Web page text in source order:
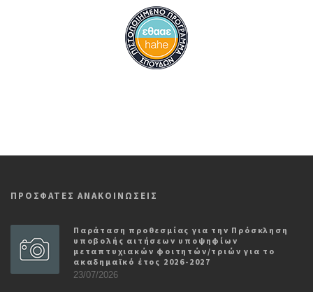
ΠΡΟΣΦΑΤΕΣ ΑΝΑΚΟΙΝΩΣΕΙΣ
Παράταση προθεσμίας για την Πρόσκληση
υποβολής αιτήσεων υποψηφίων
μεταπτυχιακών φοιτητών/τριών για το
ακαδημαϊκό έτος 2026-2027
23/07/2026